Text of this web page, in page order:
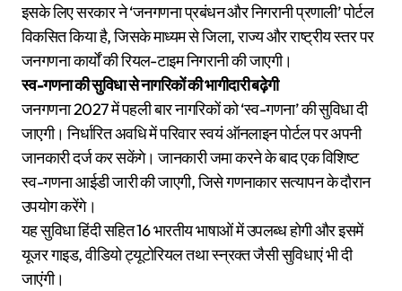
इसके लिए सरकार ने ‘जनगणना प्रबंधन और निगरानी प्रणाली’ पोर्टल
विकसित किया है, जिसके माध्यम से जिला, राज्य और राष्ट्रीय स्तर पर
जनगणना कार्यों की रियल-टाइम निगरानी की जाएगी।
स्व-गणना की सुविधा से नागरिकों की भागीदारी बढ़ेगी
जनगणना 2027 में पहली बार नागरिकों को ‘स्व-गणना’ की सुविधा दी
जाएगी। निर्धारित अवधि में परिवार स्वयं ऑनलाइन पोर्टल पर अपनी
जानकारी दर्ज कर सकेंगे। जानकारी जमा करने के बाद एक विशिष्ट
स्व-गणना आईडी जारी की जाएगी, जिसे गणनाकार सत्यापन के दौरान
उपयोग करेंगे।
यह सुविधा हिंदी सहित 16 भारतीय भाषाओं में उपलब्ध होगी और इसमें
यूजर गाइड, वीडियो ट्यूटोरियल तथा स्न्रक्त जैसी सुविधाएं भी दी
जाएंगी।